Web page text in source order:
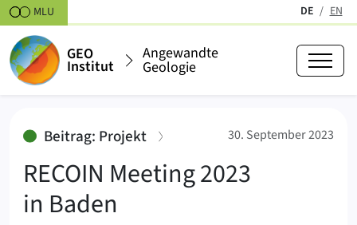
Zum Inhalt springen DE
(aktiv)
EN
MLU
GEO
Institut
Angewandte
Geologie
RECOIN Meeting 2023 in Baden
Beitrag: Projekt:
RECOIN Meeting 2023
in Baden
30. September 2023